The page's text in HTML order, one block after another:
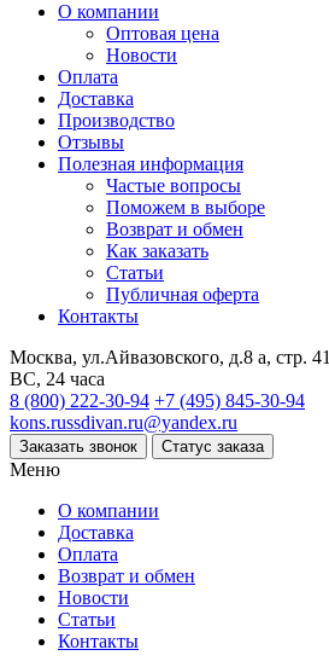
О компании
Оптовая цена
Новости
Оплата
Доставка
Производство
Отзывы
Полезная информация
Частые вопросы
Поможем в выборе
Возврат и обмен
Как заказать
Статьи
Публичная оферта
Контакты
Москва, ул.Айвазовского, д.8 а, стр. 41
ВС, 24 часа
8 (800) 222-30-94 +7 (495) 845-30-94
kons.russdivan.ru@yandex.ru
Заказать звонок Статус заказа
Меню
О компании
Доставка
Оплата
Возврат и обмен
Новости
Статьи
Контакты